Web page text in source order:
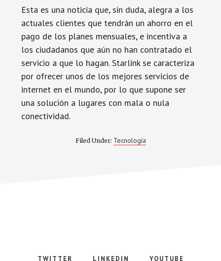
Esta es una noticia que, sin duda, alegra a los
actuales clientes que tendrán un ahorro en el
pago de los planes mensuales, e incentiva a
los ciudadanos que aún no han contratado el
servicio a que lo hagan. Starlink se caracteriza
por ofrecer unos de los mejores servicios de
internet en el mundo, por lo que supone ser
una solución a lugares con mala o nula
conectividad.
Filed Under: Tecnología
TWITTER LINKEDIN YOUTUBE